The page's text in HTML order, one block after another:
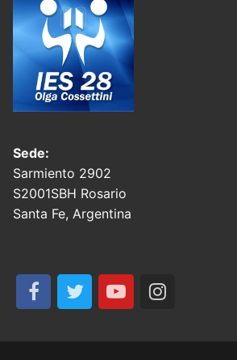
Sede:
Sarmiento 2902
S2001SBH Rosario
Santa Fe, Argentina